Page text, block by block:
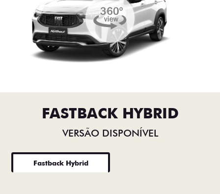
FASTBACK HYBRID
VERSÃO DISPONÍVEL
Fastback Hybrid